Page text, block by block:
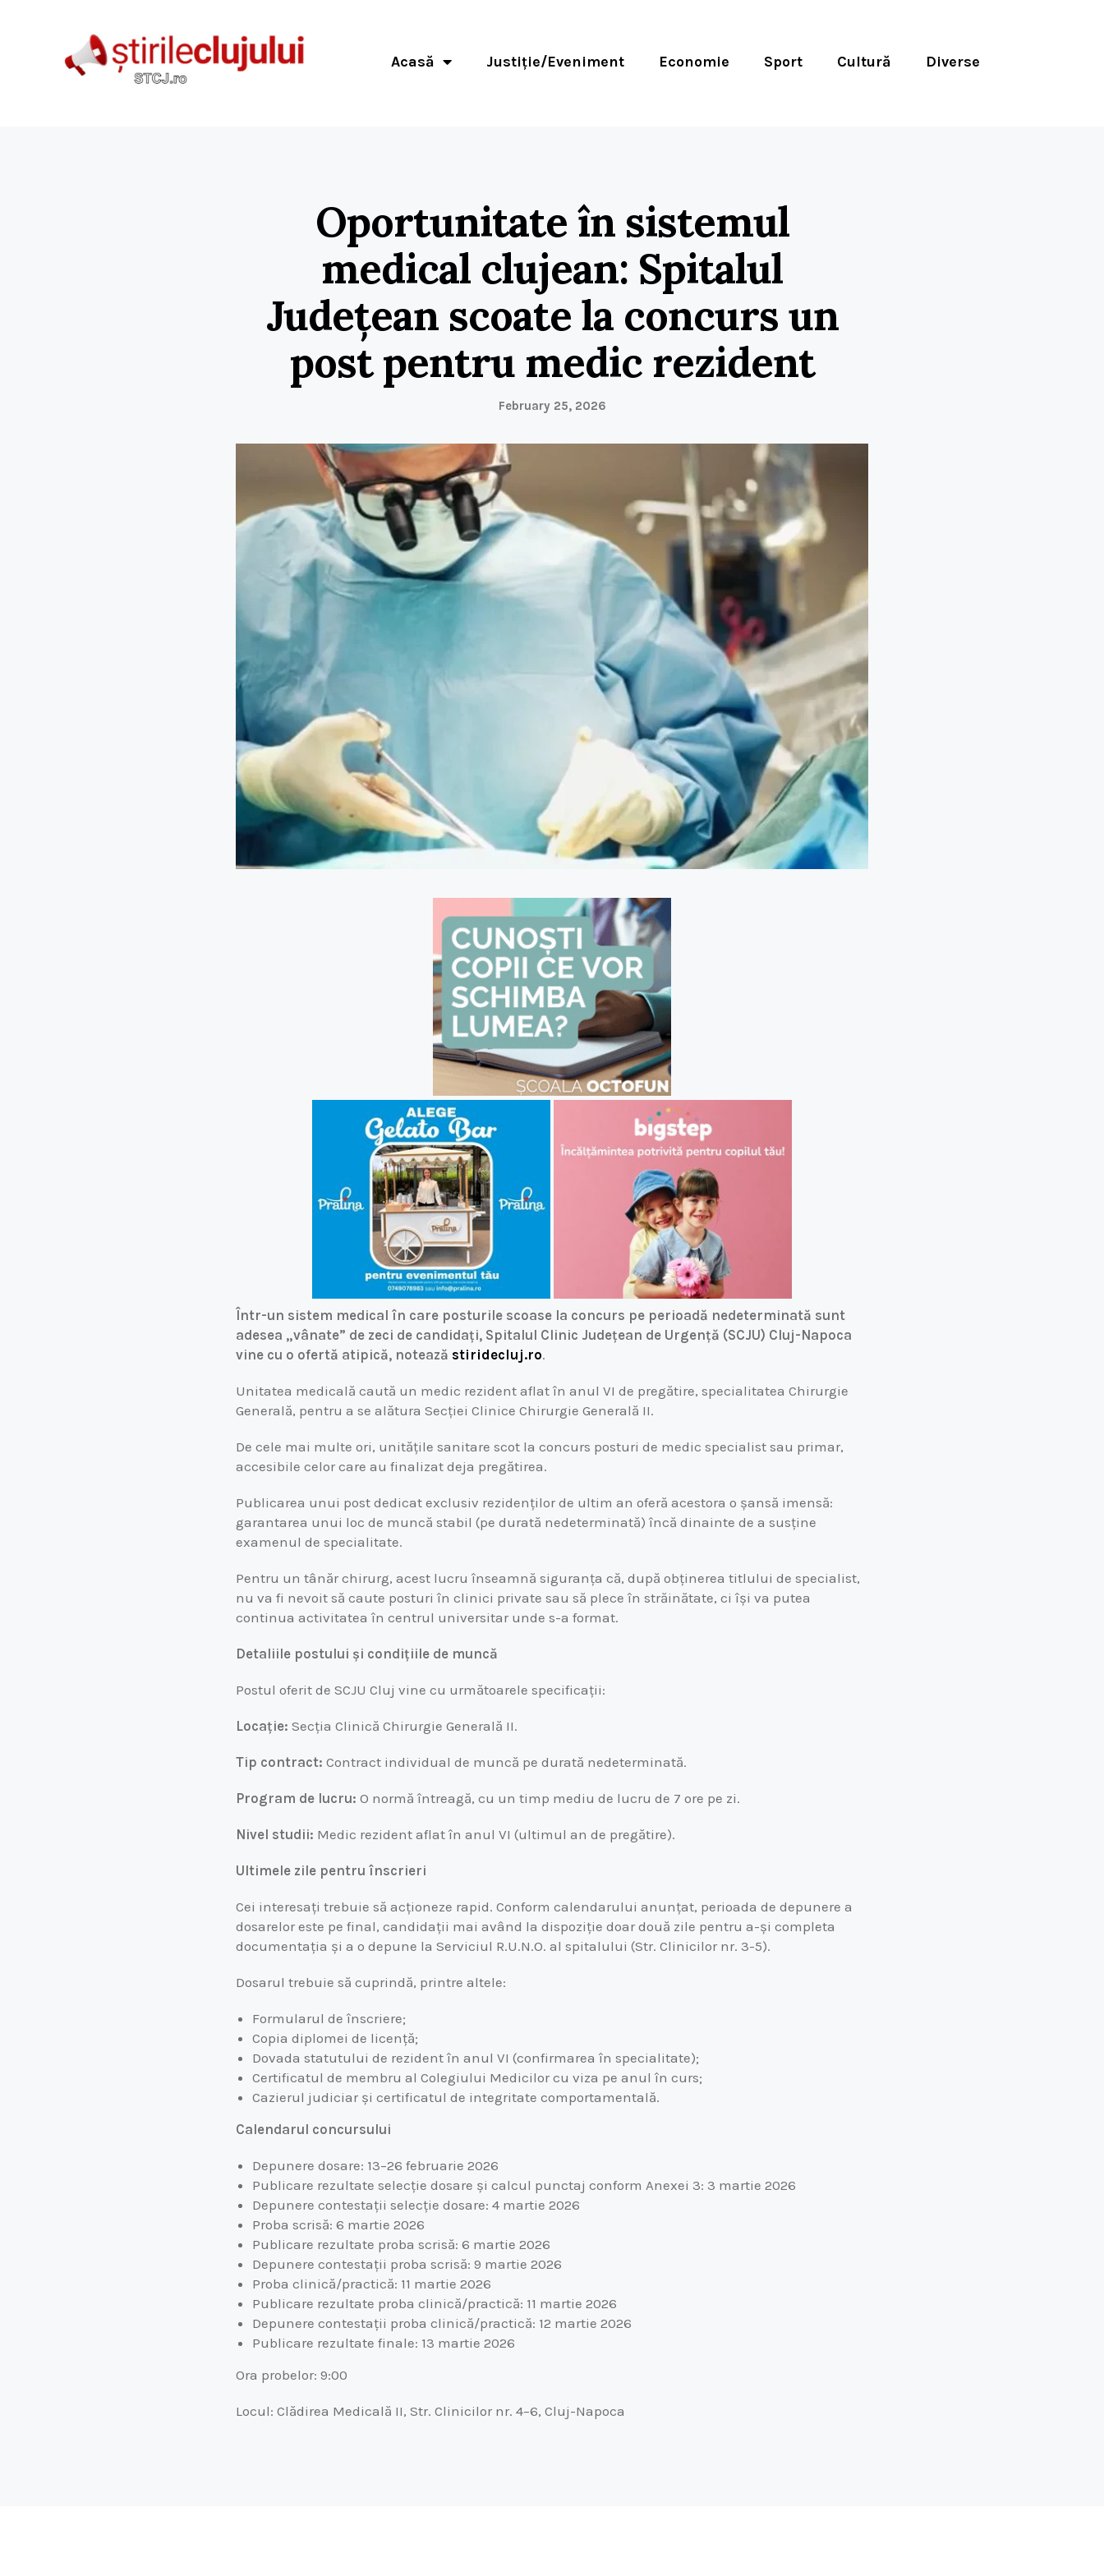
Acasă Justiție/Eveniment Economie Sport Cultură Diverse
Oportunitate în sistemul
medical clujean: Spitalul
Județean scoate la concurs un
post pentru medic rezident
February 25, 2026
Într-un sistem medical în care posturile scoase la concurs pe perioadă nedeterminată sunt
adesea „vânate” de zeci de candidați, Spitalul Clinic Județean de Urgență (SCJU) Cluj-Napoca
vine cu o ofertă atipică, notează stiridecluj.ro.
Unitatea medicală caută un medic rezident aflat în anul VI de pregătire, specialitatea Chirurgie
Generală, pentru a se alătura Secției Clinice Chirurgie Generală II.
De cele mai multe ori, unitățile sanitare scot la concurs posturi de medic specialist sau primar,
accesibile celor care au finalizat deja pregătirea.
Publicarea unui post dedicat exclusiv rezidenților de ultim an oferă acestora o șansă imensă:
garantarea unui loc de muncă stabil (pe durată nedeterminată) încă dinainte de a susține
examenul de specialitate.
Pentru un tânăr chirurg, acest lucru înseamnă siguranța că, după obținerea titlului de specialist,
nu va fi nevoit să caute posturi în clinici private sau să plece în străinătate, ci își va putea
continua activitatea în centrul universitar unde s-a format.
Detaliile postului și condițiile de muncă
Postul oferit de SCJU Cluj vine cu următoarele specificații:
Locație: Secția Clinică Chirurgie Generală II.
Tip contract: Contract individual de muncă pe durată nedeterminată.
Program de lucru: O normă întreagă, cu un timp mediu de lucru de 7 ore pe zi.
Nivel studii: Medic rezident aflat în anul VI (ultimul an de pregătire).
Ultimele zile pentru înscrieri
Cei interesați trebuie să acționeze rapid. Conform calendarului anunțat, perioada de depunere a
dosarelor este pe final, candidații mai având la dispoziție doar două zile pentru a-și completa
documentația și a o depune la Serviciul R.U.N.O. al spitalului (Str. Clinicilor nr. 3-5).
Dosarul trebuie să cuprindă, printre altele:
Formularul de înscriere;
Copia diplomei de licență;
Dovada statutului de rezident în anul VI (confirmarea în specialitate);
Certificatul de membru al Colegiului Medicilor cu viza pe anul în curs;
Cazierul judiciar și certificatul de integritate comportamentală.
Calendarul concursului
Depunere dosare: 13–26 februarie 2026
Publicare rezultate selecție dosare și calcul punctaj conform Anexei 3: 3 martie 2026
Depunere contestații selecție dosare: 4 martie 2026
Proba scrisă: 6 martie 2026
Publicare rezultate proba scrisă: 6 martie 2026
Depunere contestații proba scrisă: 9 martie 2026
Proba clinică/practică: 11 martie 2026
Publicare rezultate proba clinică/practică: 11 martie 2026
Depunere contestații proba clinică/practică: 12 martie 2026
Publicare rezultate finale: 13 martie 2026
Ora probelor: 9:00
Locul: Clădirea Medicală II, Str. Clinicilor nr. 4–6, Cluj-Napoca